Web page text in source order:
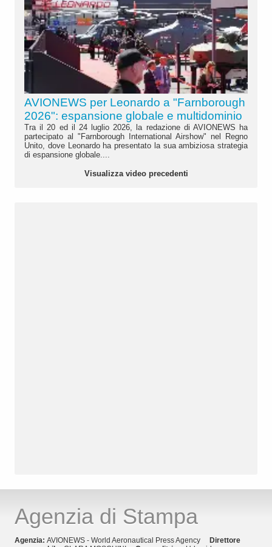
AVIONEWS per Leonardo a "Farnborough
2026": espansione globale e multidominio
Tra il 20 ed il 24 luglio 2026, la redazione di AVIONEWS ha
partecipato al "Farnborough International Airshow" nel Regno
Unito, dove Leonardo ha presentato la sua ambiziosa strategia
di espansione globale....
Visualizza video precedenti
Agenzia di Stampa
Agenzia: AVIONEWS - World Aeronautical Press Agency
Direttore